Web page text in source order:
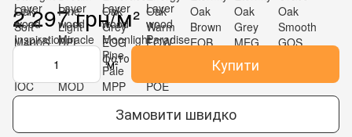
2 297 грн/м²
м² Купити
Замовити швидко